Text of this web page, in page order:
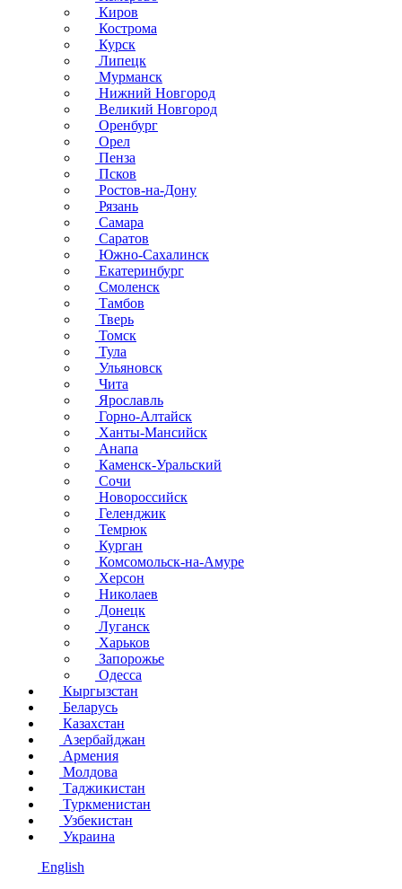
Киров
Кострома
Курск
Липецк
Мурманск
Нижний Новгород
Великий Новгород
Оренбург
Орел
Пенза
Псков
Ростов-на-Дону
Рязань
Самара
Саратов
Южно-Сахалинск
Екатеринбург
Смоленск
Тамбов
Тверь
Томск
Тула
Ульяновск
Чита
Ярославль
Горно-Алтайск
Ханты-Мансийск
Анапа
Каменск-Уральский
Сочи
Новороссийск
Геленджик
Темрюк
Курган
Комсомольск-на-Амуре
Херсон
Николаев
Донецк
Луганск
Харьков
Запорожье
Одесса
Кыргызстан
Беларусь
Казахстан
Азербайджан
Армения
Молдова
Таджикистан
Туркменистан
Узбекистан
Украина
English